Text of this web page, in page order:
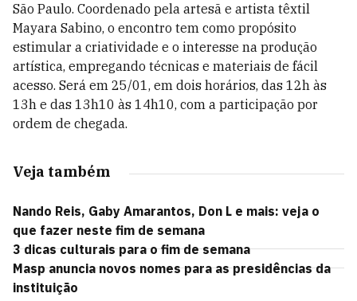
São Paulo. Coordenado pela artesã e artista têxtil
Mayara Sabino, o encontro tem como propósito
estimular a criatividade e o interesse na produção
artística, empregando técnicas e materiais de fácil
acesso. Será em 25/01, em dois horários, das 12h às
13h e das 13h10 às 14h10, com a participação por
ordem de chegada.
Veja também
Nando Reis, Gaby Amarantos, Don L e mais: veja o
que fazer neste fim de semana
3 dicas culturais para o fim de semana
Masp anuncia novos nomes para as presidências da
instituição